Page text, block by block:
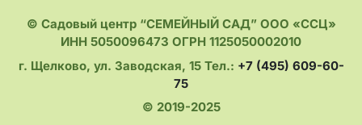
© Садовый центр “СЕМЕЙНЫЙ САД” ООО «ССЦ»
ИНН 5050096473 ОГРН 1125050002010
г. Щелково, ул. Заводская, 15 Тел.: +7 (495) 609-60-
75
© 2019-2025